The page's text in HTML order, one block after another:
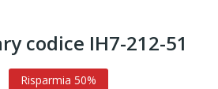
codice IH7-212-51
Risparmia 50%